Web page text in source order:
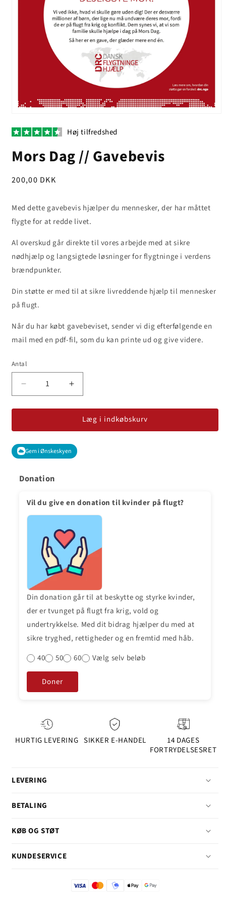
1
i
Høj tilfredshed
Mors Dag // Gavebevis
Normalpris
200,00 DKK
Med dette gavebevis hjælper du mennesker, der har måttet
flygte for at redde livet.
Al overskud går direkte til vores arbejde med at sikre
nødhjælp og langsigtede løsninger for flygtninge i verdens
brændpunkter.
Din støtte er med til at sikre livreddende hjælp til mennesker
på flugt.
Når du har købt gavebeviset, sender vi dig efterfølgende en
mail med en pdf-fil, som du kan printe ud og give videre.
Antal
Reducer
antallet
for
Dag
Gavebevis
Øg
antallet
for
Mors
Dag
Gavebevis
Læg i indkøbskurv
Gem i Ønskeskyen
Donation
Vil du give en donation til kvinder på flugt?
Din donation går til at beskytte og styrke kvinder,
der er tvunget på flugt fra krig, vold og
undertrykkelse. Med dit bidrag hjælper du med at
sikre tryghed, rettigheder og en fremtid med håb.
40
50 60 Vælg selv beløb
Doner
HURTIG LEVERING SIKKER E-HANDEL
14 DAGES
FORTRYDELSESRET
LEVERING
BETALING
KØB OG STØT
KUNDESERVICE